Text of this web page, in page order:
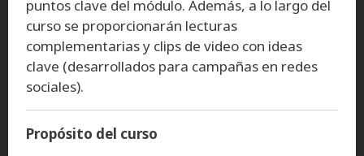
puntos clave del módulo. Además, a lo largo del
curso se proporcionarán lecturas
complementarias y clips de video con ideas
clave (desarrollados para campañas en redes
sociales).
Propósito del curso